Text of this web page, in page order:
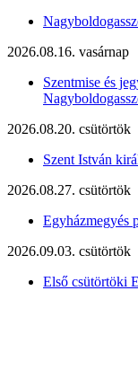
2026.08.16. vasárnap
Szentmise és
2026.08.20. csütörtök
Szent István
2026.08.27. csütörtök
Egyházmegyés
2026.09.03. csütörtök
Első csütörtöki